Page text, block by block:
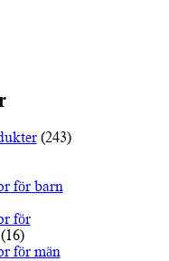
(243)
för barn
för
(16)
för män